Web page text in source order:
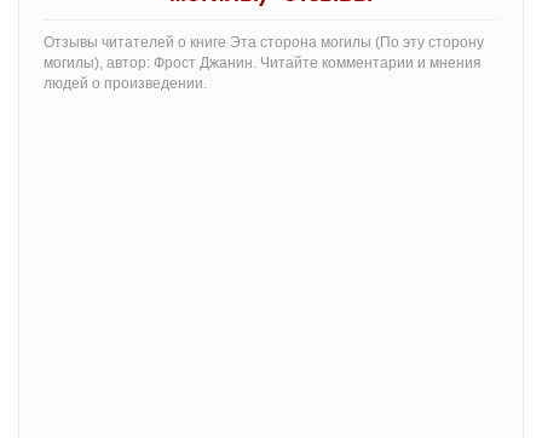
Отзывы читателей о книге Эта сторона могилы (По эту сторону
могилы), автор: Фрост Джанин. Читайте комментарии и мнения
людей о произведении.